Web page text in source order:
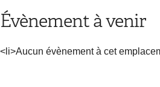
Évènement à venir
<li>Aucun évènement à cet